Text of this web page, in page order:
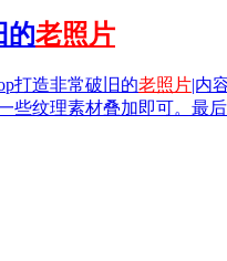
的老照片
打造非常破旧的老照片|内
些纹理素材叠加即可。最